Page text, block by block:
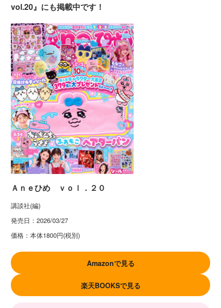
vol.20』にも掲載中です！
Ａｎｅひめ ｖｏｌ．２０
講談社(編)
発売日：2026/03/27
価格：本体1800円(税別)
Amazonで見る
楽天BOOKSで見る